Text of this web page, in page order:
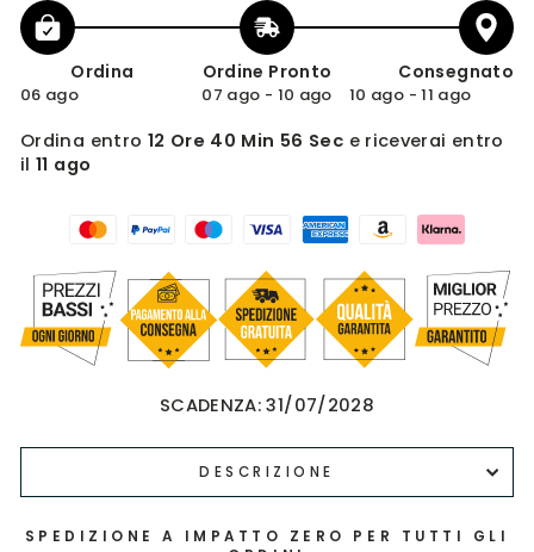
Ordina
06 ago
Ordine Pronto
07 ago - 10 ago
Consegnato
10 ago - 11 ago
Ordina entro 12 Ore 40 Min 55 Sece riceverai entro
il11 ago
SCADENZA: 31/07/2028
DESCRIZIONE
SPEDIZIONE A IMPATTO ZERO PER TUTTI GLI